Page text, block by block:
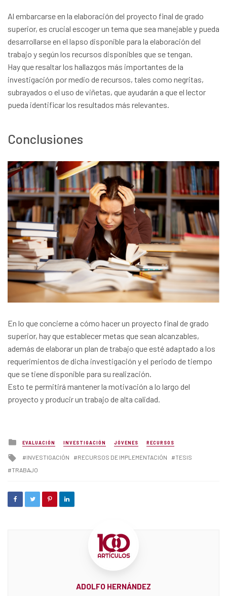
Al embarcarse en la elaboración del proyecto final de grado
superior, es crucial escoger un tema que sea manejable y pueda
desarrollarse en el lapso disponible para la elaboración del
trabajo y según los recursos disponibles que se tengan.
Hay que resaltar los hallazgos más importantes de la
investigación por medio de recursos, tales como negritas,
subrayados o el uso de viñetas, que ayudarán a que el lector
pueda identificar los resultados más relevantes.
Conclusiones
En lo que concierne a cómo hacer un proyecto final de grado
superior, hay que establecer metas que sean alcanzables,
además de elaborar un plan de trabajo que esté adaptado a los
requerimientos de dicha investigación y el periodo de tiempo
que se tiene disponible para su realización.
Esto te permitirá mantener la motivación a lo largo del
proyecto y producir un trabajo de alta calidad.
Posted
in
EVALUACIÓN INVESTIGACIÓN JÓVENES RECURSOS
Tagged
INVESTIGACIÓN RECURSOS DE IMPLEMENTACIÓN
TESIS
TRABAJO
ADOLFO HERNÁNDEZ